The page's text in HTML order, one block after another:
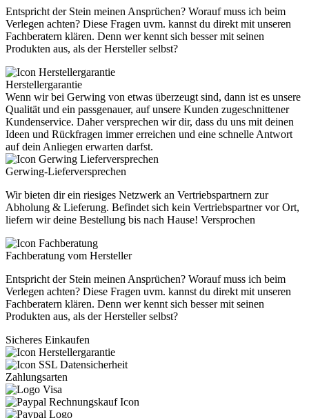
Entspricht der Stein meinen Ansprüchen? Worauf muss ich beim
Verlegen achten? Diese Fragen uvm. kannst du direkt mit unseren
Fachberatern klären. Denn wer kennt sich besser mit seinen
Produkten aus, als der Hersteller selbst?
Herstellergarantie
Wenn wir bei Gerwing von etwas überzeugt sind, dann ist es unsere
Qualität und ein passgenauer, auf unsere Kunden zugeschnittener
Kundenservice. Daher versprechen wir dir, dass du uns mit deinen
Ideen und Rückfragen immer erreichen und eine schnelle Antwort
auf dein Anliegen erwarten darfst.
Gerwing-Lieferversprechen
Wir bieten dir ein riesiges Netzwerk an Vertriebspartnern zur
Abholung & Lieferung. Befindet sich kein Vertriebspartner vor Ort,
liefern wir deine Bestellung bis nach Hause! Versprochen
Fachberatung vom Hersteller
Entspricht der Stein meinen Ansprüchen? Worauf muss ich beim
Verlegen achten? Diese Fragen uvm. kannst du direkt mit unseren
Fachberatern klären. Denn wer kennt sich besser mit seinen
Produkten aus, als der Hersteller selbst?
Sicheres Einkaufen
Zahlungsarten